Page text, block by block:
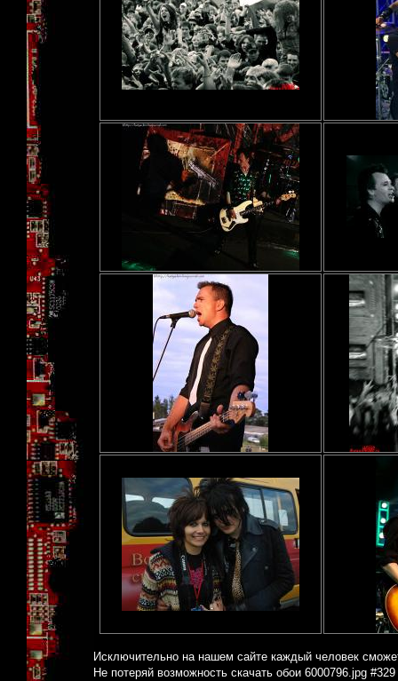
Исключительно на нашем сайте каждый человек
Не потеряй возможность скачать обои 6000796.jpg